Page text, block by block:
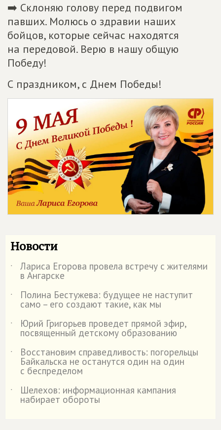
➡️ Склоняю голову перед подвигом
павших. Молюсь о здравии наших
бойцов, которые сейчас находятся
на передовой. Верю в нашу общую
Победу!
С праздником, с Днем Победы!
Новости
˙ Лариса Егорова провела встречу с жителями
в Ангарске
˙
Полина Бестужева: будущее не наступит
само – его создают такие, как мы
˙
Юрий Григорьев проведет прямой эфир,
посвященный детскому образованию
˙
Восстановим справедливость: погорельцы
Байкальска не останутся один на один
с беспределом
˙
Шелехов: информационная кампания
набирает обороты